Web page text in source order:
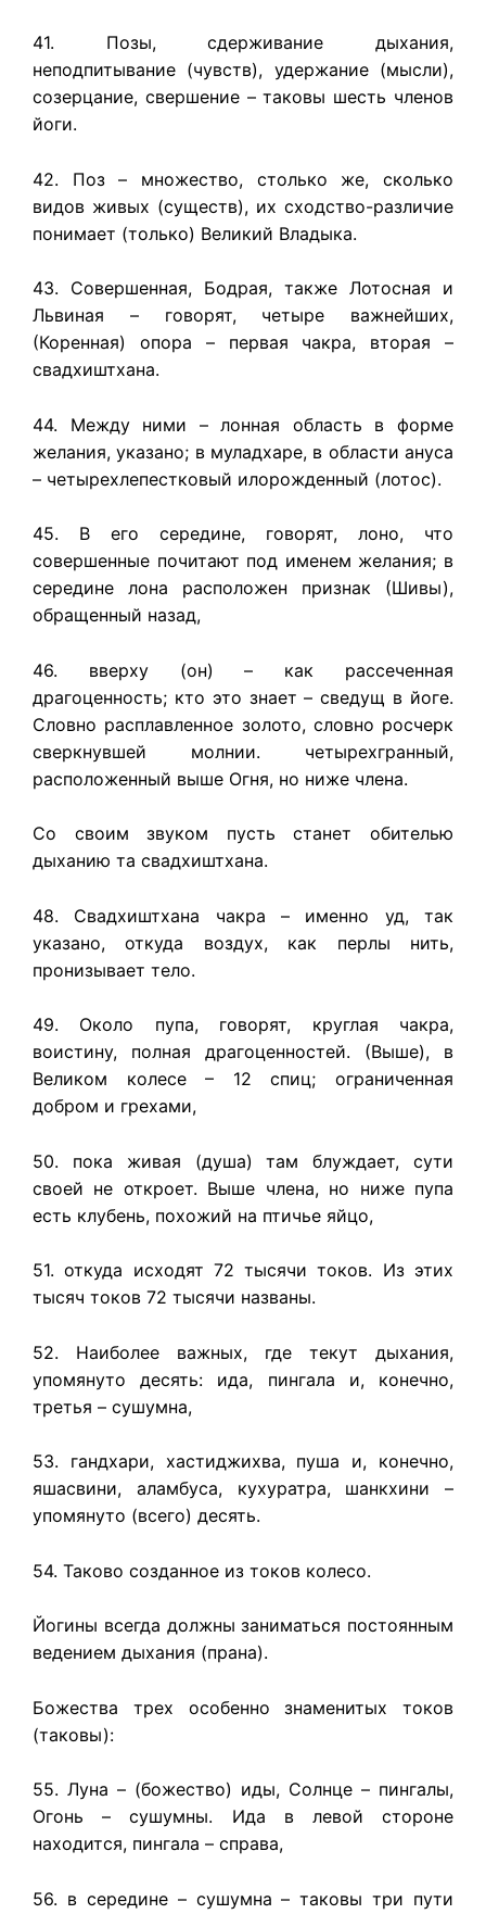
41. Позы, сдерживание дыхания,
неподпитывание (чувств), удержание (мысли),
созерцание, свершение – таковы шесть членов
йоги.
42. Поз – множество, столько же, сколько
видов живых (существ), их сходство-различие
понимает (только) Великий Владыка.
43. Совершенная, Бодрая, также Лотосная и
Львиная – говорят, четыре важнейших,
(Коренная) опора – первая чакра, вторая –
свадхиштхана.
44. Между ними – лонная область в форме
желания, указано; в муладхаре, в области ануса
– четырехлепестковый илорожденный (лотос).
45. В его середине, говорят, лоно, что
совершенные почитают под именем желания; в
середине лона расположен признак (Шивы),
обращенный назад,
46. вверху (он) – как рассеченная
драгоценность; кто это знает – сведущ в йоге.
Словно расплавленное золото, словно росчерк
сверкнувшей молнии. четырехгранный,
расположенный выше Огня, но ниже члена.
Со своим звуком пусть станет обителью
дыханию та свадхиштхана.
48. Свадхиштхана чакра – именно уд, так
указано, откуда воздух, как перлы нить,
пронизывает тело.
49. Около пупа, говорят, круглая чакра,
воистину, полная драгоценностей. (Выше), в
Великом колесе – 12 спиц; ограниченная
добром и грехами,
50. пока живая (душа) там блуждает, сути
своей не откроет. Выше члена, но ниже пупа
есть клубень, похожий на птичье яйцо,
51. откуда исходят 72 тысячи токов. Из этих
тысяч токов 72 тысячи названы.
52. Наиболее важных, где текут дыхания,
упомянуто десять: ида, пингала и, конечно,
третья – сушумна,
53. гандхари, хастиджихва, пуша и, конечно,
яшасвини, аламбуса, кухуратра, шанкхини –
упомянуто (всего) десять.
54. Таково созданное из токов колесо.
Йогины всегда должны заниматься постоянным
ведением дыхания (прана).
Божества трех особенно знаменитых токов
(таковы):
55. Луна – (божество) иды, Солнце – пингалы,
Огонь – сушумны. Ида в левой стороне
находится, пингала – справа,
56. в середине – сушумна – таковы три пути